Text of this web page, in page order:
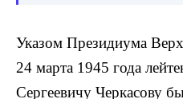
Указом Президиума
24 марта 1945 года
Сергеевичу Черкасову